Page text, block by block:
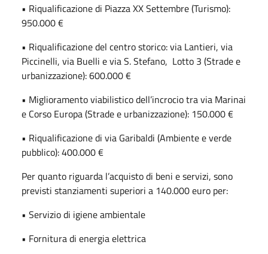
• Riqualificazione di Piazza XX Settembre (Turismo):
950.000 €
• Riqualificazione del centro storico: via Lantieri, via
Piccinelli, via Buelli e via S. Stefano, Lotto 3 (Strade e
urbanizzazione): 600.000 €
• Miglioramento viabilistico dell’incrocio tra via Marinai
e Corso Europa (Strade e urbanizzazione): 150.000 €
• Riqualificazione di via Garibaldi (Ambiente e verde
pubblico): 400.000 €
Per quanto riguarda l’acquisto di beni e servizi, sono
previsti stanziamenti superiori a 140.000 euro per:
• Servizio di igiene ambientale
• Fornitura di energia elettrica